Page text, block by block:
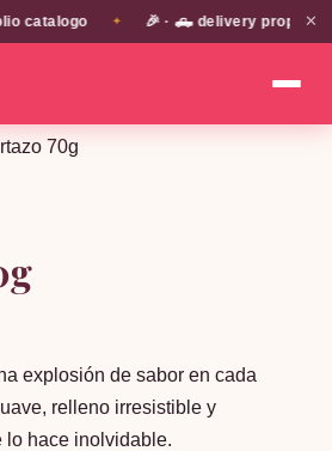
catalogo 🎉 · 🛻 delivery propio en
✕
70g
explosión de sabor en cada
relleno irresistible y
lo hace inolvidable.